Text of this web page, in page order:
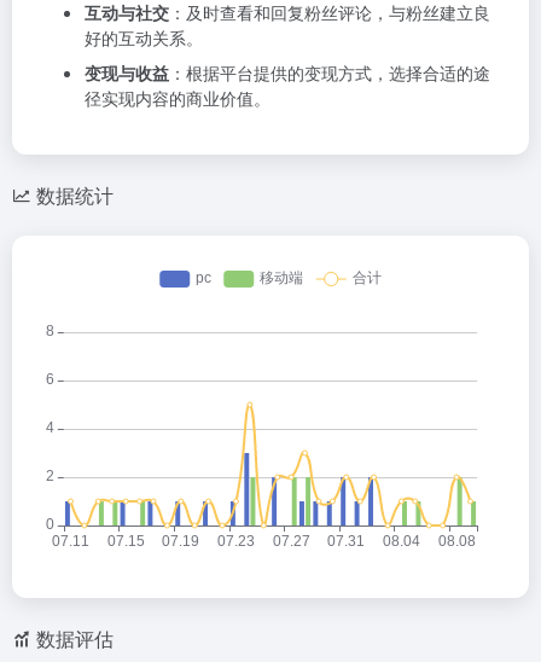
互动与社交 ：及时查看和回复粉丝评论，与粉丝建立良
好的互动关系。
变现与收益 ：根据平台提供的变现方式，选择合适的途
径实现内容的商业价值。
数据统计
数据评估